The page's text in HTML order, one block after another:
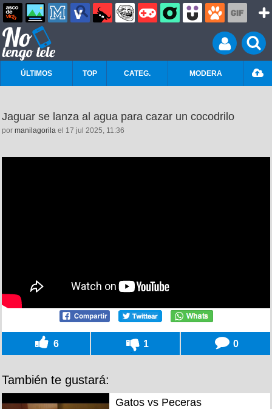
ÚLTIMOS TOP CATEG. MODERA
Jaguar se lanza al agua para cazar un cocodrilo
por manilagorila el 17 jul 2025, 11:36
6 1 0
También te gustará:
Gatos vs Peceras